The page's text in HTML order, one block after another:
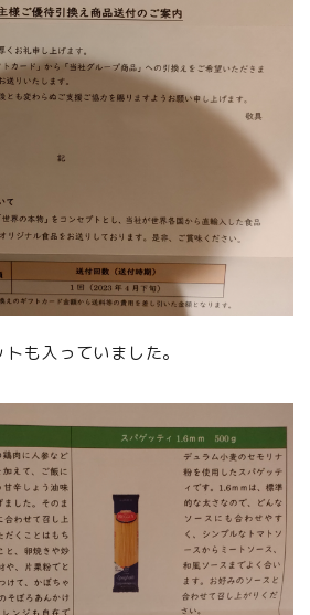
も入っていました。